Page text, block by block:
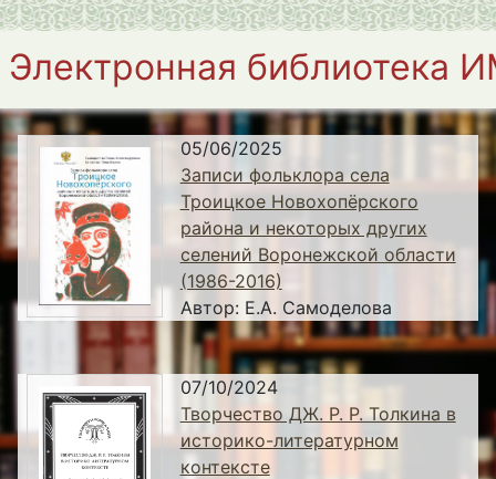
Электронная библиотека
05/06/2025
Записи фольклора села
Троицкое Новохопёрского
района и некоторых других
селений Воронежской области
(1986-2016)
Автор: Е.А. Самоделова
07/10/2024
Творчество ДЖ. Р. Р. Толкина в
историко-литературном
контексте